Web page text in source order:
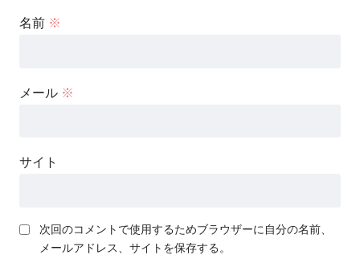
名前 ※
メール ※
サイト
次回のコメントで使用するためブラウザーに自分の名前、
メールアドレス、サイトを保存する。